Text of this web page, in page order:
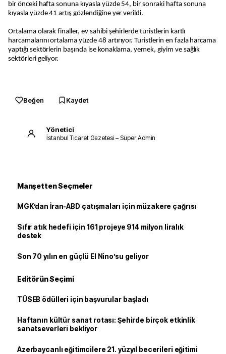
bir önceki hafta sonuna kıyasla yüzde 54, bir sonraki hafta sonuna
kıyasla yüzde 41 artış gözlendiğine yer verildi.
Ortalama olarak finaller, ev sahibi şehirlerde turistlerin kartlı
harcamalarını ortalama yüzde 48 artırıyor. Turistlerin en fazla harcama
yaptığı sektörlerin başında ise konaklama, yemek, giyim ve sağlık
sektörleri geliyor.
Beğen Kaydet
Yönetici
İstanbul Ticaret Gazetesi – Süper Admin
Manşetten Seçmeler
MGK’dan İran-ABD çatışmaları için müzakere çağrısı
Sıfır atık hedefi için 161 projeye 914 milyon liralık
destek
Son 70 yılın en güçlü El Nino’su geliyor
Editörün Seçimi
TÜSEB ödülleri için başvurular başladı
Haftanın kültür sanat rotası: Şehirde birçok etkinlik
sanatseverleri bekliyor
Azerbaycanlı eğitimcilere 21. yüzyıl becerileri eğitimi